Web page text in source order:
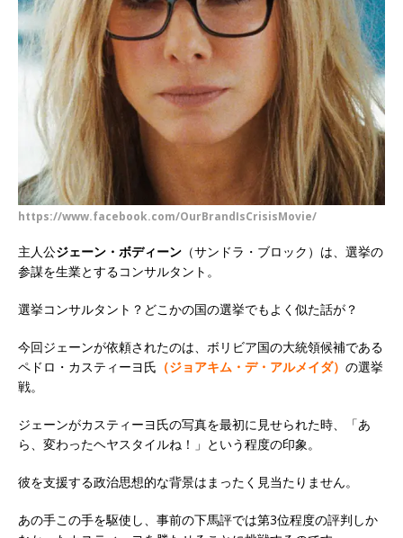
https://www.facebook.com/OurBrandIsCrisisMovie/
主人公ジェーン・ボディーン （サンドラ・ブロック）は、選挙の
参謀を生業とするコンサルタント。
選挙コンサルタント？どこかの国の選挙でもよく似た話が？
今回ジェーンが依頼されたのは、ボリビア国の大統領候補である
ペドロ・カスティーヨ氏 （ジョアキム・デ・アルメイダ） の選挙
戦。
ジェーンがカスティーヨ氏の写真を最初に見せられた時、「あ
ら、変わったヘヤスタイルね！」という程度の印象。
彼を支援する政治思想的な背景はまったく見当たりません。
あの手この手を駆使し、事前の下馬評では第3位程度の評判しか